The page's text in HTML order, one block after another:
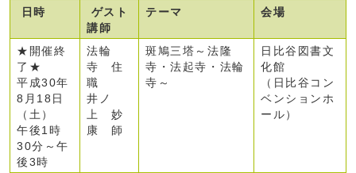
日時
ゲスト
講師
テーマ 会場
★開催終
了★
平成30年
8月18日
（土）
午後1時
30分～午
後3時
法輪
寺 住
職
井ノ
上 妙
康 師
斑鳩三塔～法隆
寺・法起寺・法輪
寺～
日比谷図書文
化館
（日比谷コン
ベンションホ
ール）